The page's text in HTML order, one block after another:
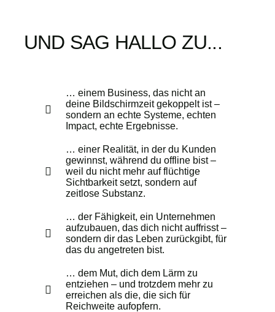
UND SAG HALLO ZU...
… einem Business, das nicht an
deine Bildschirmzeit gekoppelt ist –
sondern an echte Systeme, echten
Impact, echte Ergebnisse.
… einer Realität, in der du Kunden
gewinnst, während du offline bist –
weil du nicht mehr auf flüchtige
Sichtbarkeit setzt, sondern auf
zeitlose Substanz.
… der Fähigkeit, ein Unternehmen
aufzubauen, das dich nicht auffrisst –
sondern dir das Leben zurückgibt, für
das du angetreten bist.
… dem Mut, dich dem Lärm zu
entziehen – und trotzdem mehr zu
erreichen als die, die sich für
Reichweite aufopfern.